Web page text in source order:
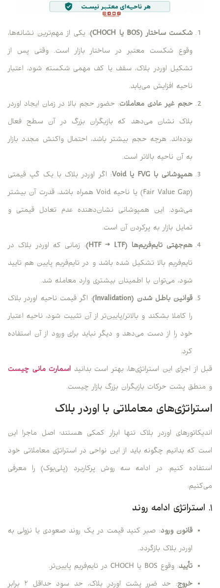
شکست ساختار (BOS یا CHOCH)
: یکی از مهم‌ترین نشانه‌ها،
وقوع شکست معتبر در ساختار بازار است. وقتی پس از
تشکیل اوردر بلاک، سقف یا کف مهمی شکسته شود، اعتبار
ناحیه افزایش می‌یابد.
حجم غیر عادی معاملات: حضور حجم بالا در زمان ایجاد اوردر
بلاک نشان می‌دهد که بازیگران بزرگ در آن سطح فعال
بوده‌اند. هرچه حجم بیشتر باشد، احتمال واکنش مجدد بازار
به آن ناحیه بالاتر است.
همپوشانی با FVG یا Void
: اگر اوردر بلاک با یک گپ قیمتی
(Fair Value Gap) یا ناحیه Void همراه باشد، قدرت آن بیشتر
می‌شود. این همپوشانی نشان‌دهنده عدم تعادل قیمتی و
تمایل بازار به پرکردن آن است.
هم‌جهتی تایم‌فریم‌ها (HTF → LTF)
: زمانی که اوردر بلاک در
تایم‌فریم بالا تشکیل شده باشد و در تایم‌فریم پایین هم تایید
شود، می‌توان با اطمینان بیشتری وارد معامله شد.
قوانین باطل شدن (Invalidation)
: اگر قیمت ناحیه اوردر بلاک
را کاملا بشکند و بالاتر/پایین‌تر از آن تثبیت شود، ناحیه اعتبار
خود را از دست می‌دهد و دیگر نباید برای ورود از آن استفاده
کرد.
قبل از اجرای این استراتژی‌ها، بهتر است بدانید اسمارت مانی چیست
و منطق پشت حرکات بازیگران بزرگ بازار چیست.
استراتژی‌های معاملاتی با اوردر بلاک
اندیکاتورهای اوردر بلاک تنها ابزار کمکی هستند؛ اصل ماجرا این
است که بدانیم چگونه باید از این نواحی در استراتژی معاملاتی خود
استفاده کنیم. در ادامه سه روش پرکاربرد (پلی‌بوک) را معرفی
می‌کنیم:
۱. استراتژی ادامه روند
قانون ورود: صبر کنید قیمت در یک روند صعودی یا نزولی به
اوردر بلاک بازگردد.
تأیید: وقوع BOS یا CHOCH در تایم‌فریم پایین‌تر.
خروج
: حد ضرر پشت اوردر بلاک، حد سود حداقل ۲ برابر